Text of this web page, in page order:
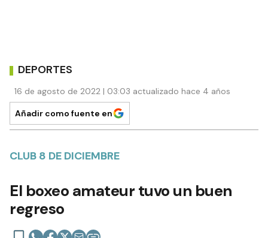
DEPORTES
16 de agosto de 2022 | 03:03 actualizado hace 4 años
Añadir como fuente en
CLUB 8 DE DICIEMBRE
El boxeo amateur tuvo un buen
regreso